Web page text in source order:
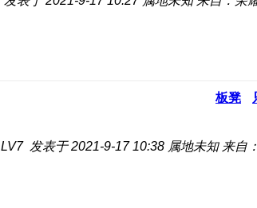
板凳
LV7 发表于 2021-9-17 10:38 属地未知 来自